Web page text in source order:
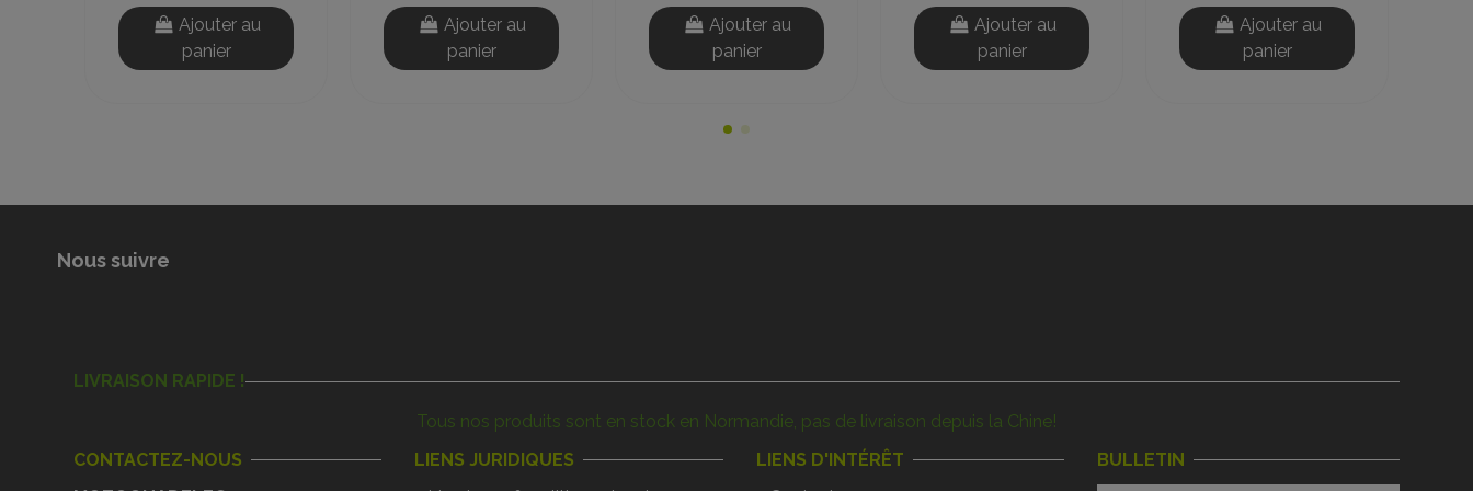
Ajouter au
panier
Ajouter au
panier
Ajouter au
panier
Ajouter au
panier
Ajouter au
panier
Nous suivre
LIVRAISON RAPIDE !
Tous nos produits sont en stock en Normandie, pas de livraison depuis la Chine!
CONTACTEZ-NOUS
LIENS JURIDIQUES
LIENS D'INTÉRÊT
BULLETIN